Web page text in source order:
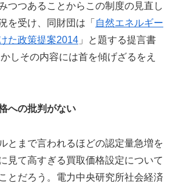
つつあることからこの制度の見直し
を受け、同財団は「 自然エネルギー
た政策提案2014 」と題する提言書
しその内容には首を傾げざるをえ
への批判がない
とまで言われるほどの認定量急増を
見て高すぎる買取価格設定について
とだろう。電力中央研究所社会経済